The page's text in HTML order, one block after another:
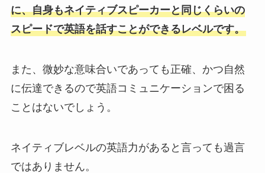
に、自身もネイティブスピーカーと同じくらいの
スピードで英語を話すことができるレベルです。
また、微妙な意味合いであっても正確、かつ自然
に伝達できるので英語コミュニケーションで困る
ことはないでしょう。
ネイティブレベルの英語力があると言っても過言
ではありません。